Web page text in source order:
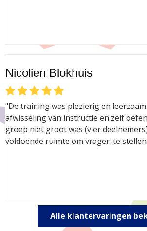
Nicolien Blokhuis
"De training was plezierig en
afwisseling van instructie en zelf
groep niet groot was (vier
voldoende ruimte om vragen te
Alle klantervaringen